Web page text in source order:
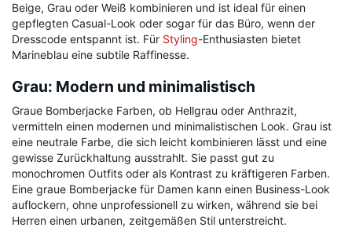
Beige, Grau oder Weiß kombinieren und ist ideal für einen
gepflegten Casual-Look oder sogar für das Büro, wenn der
Dresscode entspannt ist. Für Styling-Enthusiasten bietet
Marineblau eine subtile Raffinesse.
Grau: Modern und minimalistisch
Graue Bomberjacke Farben, ob Hellgrau oder Anthrazit,
vermitteln einen modernen und minimalistischen Look. Grau ist
eine neutrale Farbe, die sich leicht kombinieren lässt und eine
gewisse Zurückhaltung ausstrahlt. Sie passt gut zu
monochromen Outfits oder als Kontrast zu kräftigeren Farben.
Eine graue Bomberjacke für Damen kann einen Business-Look
auflockern, ohne unprofessionell zu wirken, während sie bei
Herren einen urbanen, zeitgemäßen Stil unterstreicht.